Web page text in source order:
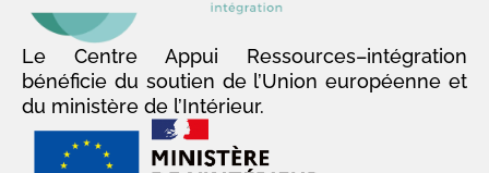
Le Centre Appui Ressources–intégration
bénéficie du soutien de l’Union européenne et
du ministère de l’Intérieur.